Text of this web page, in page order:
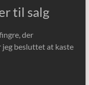
til salg
der
besluttet at kaste